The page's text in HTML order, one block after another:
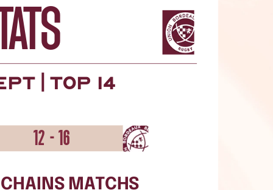
| TOP 14
12 - 16
MATCHS